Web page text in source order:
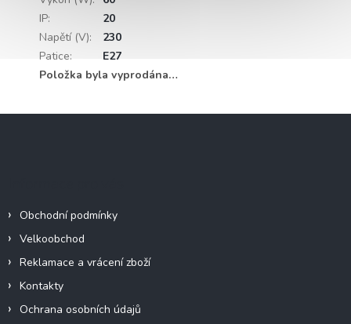
IP:
20
Napětí (V):
230
Patice:
E27
Položka byla vyprodána…
Obchodní podmínky
Velkoobchod
Reklamace a vrácení zboží
Kontakty
Ochrana osobních údajů